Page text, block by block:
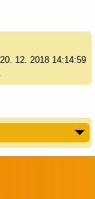
20. 12. 2018 14:14:59